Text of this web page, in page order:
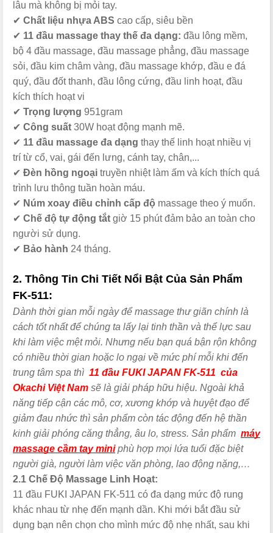
lâu mà không bị mỏi tay.
✔ Chất liệu nhựa ABS cao cấp, siêu bền
✔ 11 đầu massage thay thế đa dạng: đầu lông mềm,
bộ 4 đầu massage, đầu massage phẳng, đầu massage
sỏi, đầu kim châm vàng, đầu massage khớp, đầu e đá
quý, đầu đốt thanh, đầu lông cứng, đầu linh hoạt, đầu
kích thích hoạt vi
✔ Trọng lượng 951gram
✔ Công suất 30W hoạt động mạnh mẽ.
✔ 11 đầu massage đa dạng thay thế linh hoạt nhiều vị
trí từ cổ, vai, gái đến lưng, cánh tay, chân,...
✔ Đèn hồng ngoại truyền nhiệt làm ấm và kích thích quá
trình lưu thông tuần hoàn máu.
✔ Núm xoay điều chỉnh cấp độ massage theo ý muốn.
✔ Chế độ tự động tắt giờ 15 phút đảm bảo an toàn cho
người sử dụng.
✔ Bảo hành 24 tháng.
2. Thông Tin Chi Tiết Nổi Bật Của Sản Phẩm
FK-511:
Dành thời gian mỗi ngày để massage thư giãn chính là
cách tốt nhất để chúng ta lấy lại tinh thần và thể lực sau
khi làm việc mệt mỏi. Nhưng nếu bạn quá bận rộn không
có nhiều thời gian hoặc lo ngại về mức phí mỗi khi đến
trung tâm spa thì 11 đầu FUKI JAPAN FK-511 của
Okachi Việt Nam sẽ là giải pháp hữu hiệu. Ngoài khả
năng tiếp cận các mô, cơ, xương khớp và huyệt đạo để
giảm đau nhức thì sản phẩm còn tác động đến hệ thần
kinh giải phóng căng thẳng, âu lo, stress. Sản phẩm máy
massage cầm tay mini phù hợp mọi lứa tuổi đặc biệt
người già, người làm việc văn phòng, lao động nặng,…
2.1 Chế Độ Massage Linh Hoạt:
11 đầu FUKI JAPAN FK-511 có đa dạng mức độ rung
khác nhau từ nhẹ đến mạnh dần. Khi mới bắt đầu sử
dụng bạn nên chọn cho mình mức độ nhẹ nhất, sau khi